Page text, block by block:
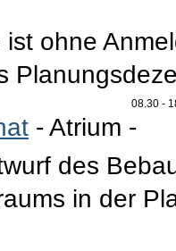
ohne
08.30 -
- Atrium -
des
in der